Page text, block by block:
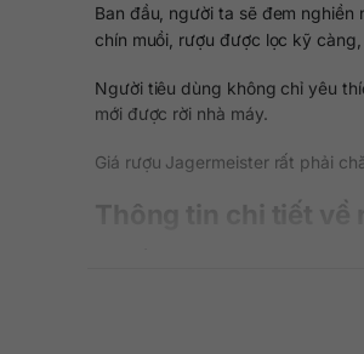
Ban đầu, người ta sẽ đem
chín muồi, rượu được lọc kỹ
Người tiêu dùng không chỉ yêu
mới được rời nhà máy.
Giá rượu Jagermeister rất phải
Thông tin chi tiết